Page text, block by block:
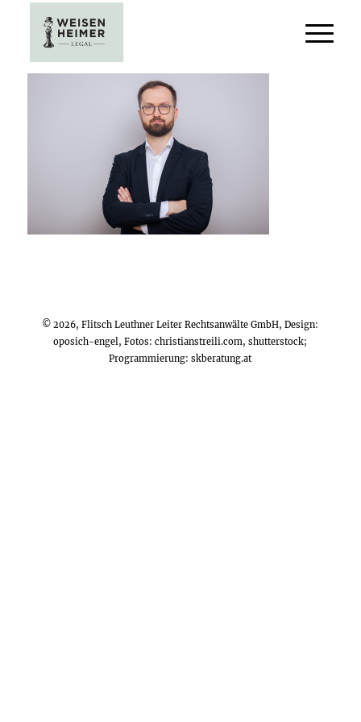
© 2026, Flitsch Leuthner Leiter Rechtsanwälte GmbH, Design:
oposich-engel, Fotos:christianstreili.com, shutterstock;
Programmierung:skberatung.at